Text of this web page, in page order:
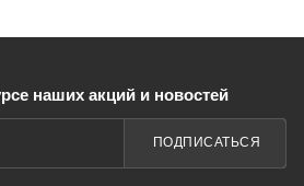
наших акций и новостей
ПОДПИСАТЬСЯ